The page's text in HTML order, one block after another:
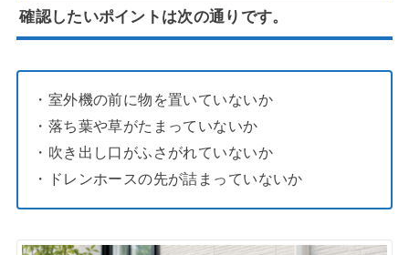
確認したいポイントは次の通りです。
・室外機の前に物を置いていないか
・落ち葉や草がたまっていないか
・吹き出し口がふさがれていないか
・ドレンホースの先が詰まっていないか